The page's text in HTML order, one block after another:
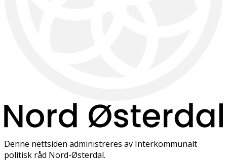
Denne nettsiden administreres av Interkommunalt
politisk råd Nord-Østerdal.